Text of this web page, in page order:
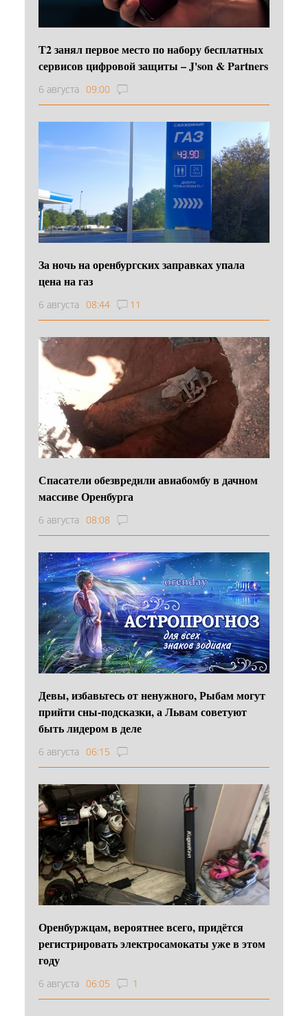
Т2 занял первое место по набору бесплатных
сервисов цифровой защиты – J'son & Partners
6 августа 09:00
За ночь на оренбургских заправках упала
цена на газ
6 августа 08:44 11
Спасатели обезвредили авиабомбу в дачном
массиве Оренбурга
6 августа 08:08
Девы, избавьтесь от ненужного, Рыбам могут
прийти сны-подсказки, а Львам советуют
быть лидером в деле
6 августа 06:15
Оренбуржцам, вероятнее всего, придётся
регистрировать электросамокаты уже в этом
году
6 августа 06:05 1